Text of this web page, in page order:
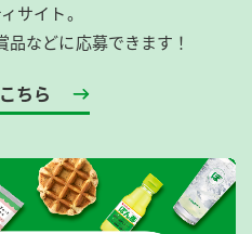
サイト。
などに応募できます！
ちら